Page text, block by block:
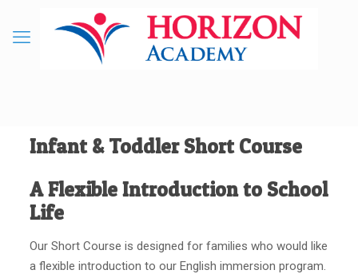
Infant & Toddler Short Course
A Flexible Introduction to School
Life
Our Short Course is designed for families who would like
a flexible introduction to our English immersion program.